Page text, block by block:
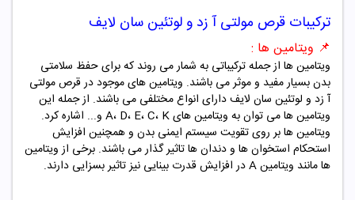
ترکیبات قرص مولتی آ زد و لوتئین سان لایف
📌 ویتامین ها :
ویتامین ها از جمله ترکیباتی به شمار می روند که برای حفظ سلامتی
بدن بسیار مفید و موثر می باشند. ویتامین های موجود در قرص مولتی
آ زد و لوتئین سان لایف دارای انواع مختلفی می باشند. از جمله این
ویتامین ها می توان به ویتامین های A، D، E، C، K و... اشاره کرد.
ویتامین ها بر روی تقویت سیستم ایمنی بدن و همچنین افزایش
استحکام استخوان ها و دندان ها تاثیر گذار می باشند. برخی از ویتامین
ها مانند ویتامین A در افزایش قدرت بینایی نیز تاثیر بسزایی دارند.